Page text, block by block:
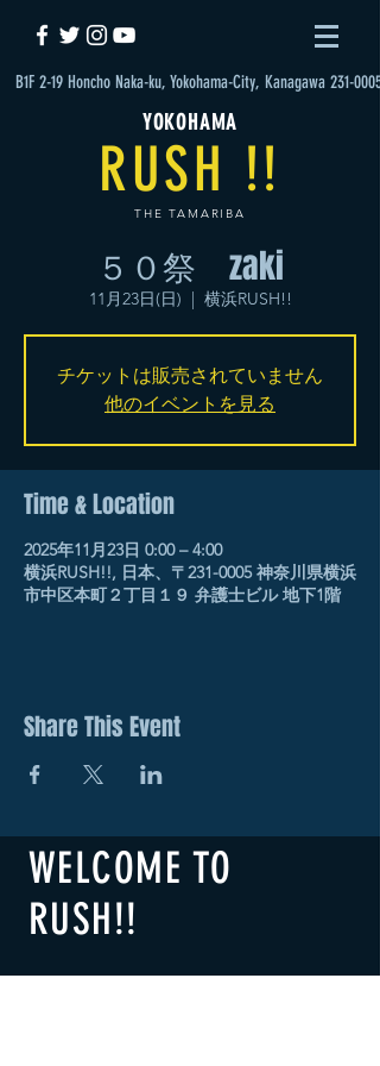
B1F 2-19 Honcho Naka-ku, Yokohama-City, Kanagawa 231-0005
YOKOHAMA
RUSH !!
THE TAMARIBA
５０祭 zaki
11月23日(日)
  |
横浜RUSH!!
チケットは販売されていません
他のイベントを見る
Time & Location
2025年11月23日 0:00 – 4:00
横浜RUSH!!, 日本、〒231-0005 神奈川県横浜
市中区本町２丁目１９ 弁護士ビル 地下1階
Share This Event
WELCOME TO
RUSH!!